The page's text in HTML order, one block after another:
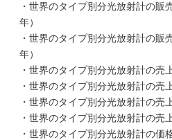
・世界のタイプ別分光放射計の販
年）
・世界のタイプ別分光放射計の販
年）
・世界のタイプ別分光放射計の売
・世界のタイプ別分光放射計の売
・世界のタイプ別分光放射計の売
・世界のタイプ別分光放射計の売
・世界のタイプ別分光放射計の価